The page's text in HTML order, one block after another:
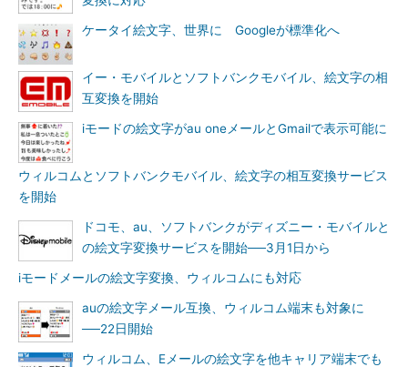
ケータイ絵文字、世界に Googleが標準化へ
イー・モバイルとソフトバンクモバイル、絵文字の相
互変換を開始
iモードの絵文字がau oneメールとGmailで表示可能に
ウィルコムとソフトバンクモバイル、絵文字の相互変換サービス
を開始
ドコモ、au、ソフトバンクがディズニー・モバイルと
の絵文字変換サービスを開始──3月1日から
iモードメールの絵文字変換、ウィルコムにも対応
auの絵文字メール互換、ウィルコム端末も対象に
──22日開始
ウィルコム、Eメールの絵文字を他キャリア端末でも